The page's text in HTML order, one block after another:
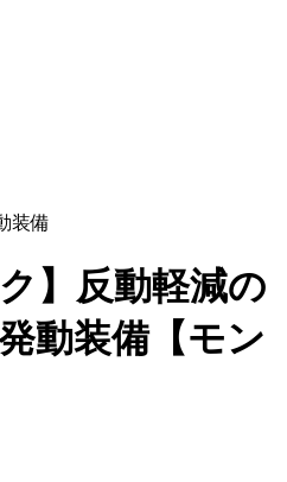
装備
】反動軽減の
動装備【モン